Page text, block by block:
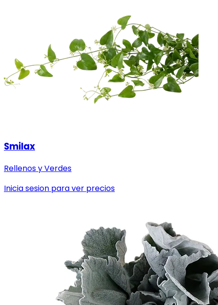
Smilax
Rellenos y Verdes
Inicia sesion para ver precios